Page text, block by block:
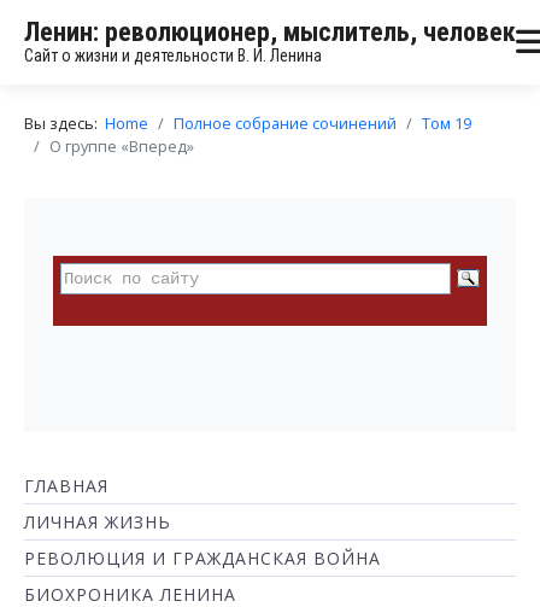
Ленин: революционер, мыслитель, человек
Сайт о жизни и деятельности В. И. Ленина
Вы здесь: Home Полное собрание сочинений
Том 19
О группе «Вперед»
ГЛАВНАЯ
ЛИЧНАЯ ЖИЗНЬ
РЕВОЛЮЦИЯ И ГРАЖДАНСКАЯ ВОЙНА
БИОХРОНИКА ЛЕНИНА